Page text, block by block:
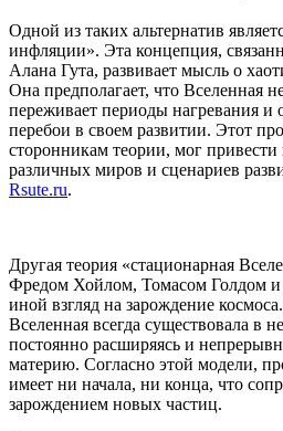
Одной из таких альтернатив
инфляции». Эта концепция,
Алана Гута, развивает мысль о
Она предполагает, что Вселенная
переживает периоды нагревания и
перебои в своем развитии. Этот
сторонникам теории, мог
различных миров и сценариев
Rsute.ru.
Другая теория «стационарная
Фредом Хойлом, Томасом Голдом
иной взгляд на зарождение
Вселенная всегда существовала в
постоянно расширяясь и
материю. Согласно этой модели,
имеет ни начала, ни конца, что
зарождением новых частиц.